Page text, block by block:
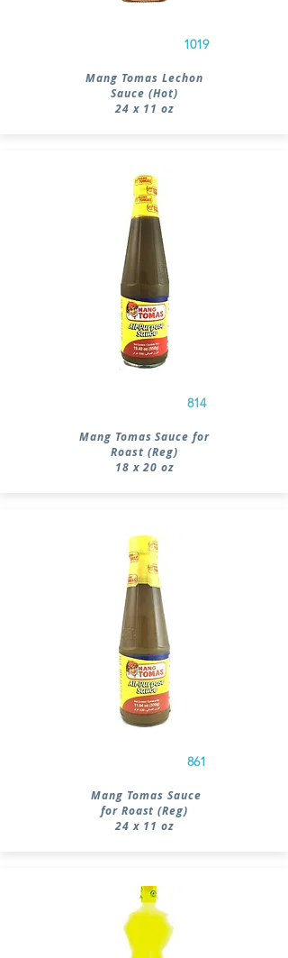
1019
Mang Tomas Lechon
Sauce (Hot)
24 x 11 oz
814
Mang Tomas Sauce for
Roast (Reg)
18 x 20 oz
861
Mang Tomas Sauce
for Roast (Reg)
24 x 11 oz